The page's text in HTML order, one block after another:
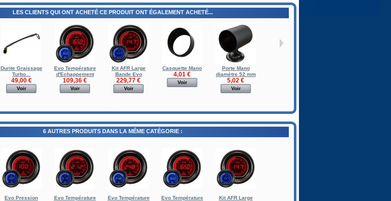
LES CLIENTS QUI ONT ACHETÉ CE PRODUIT ONT ÉGALEMENT ACHETÉ...
Durite Graissage
Turbo...
49,00 €
Voir
Evo Température
d'Echappement
109,36 €
Voir
Kit AFR Large
Bande Evo
229,77 €
Voir
Casquette Mano
4,01 €
Voir
Porte Mano
diamètre 52 mm
5,02 €
Voir
6 AUTRES PRODUITS DANS LA MÊME CATÉGORIE :
Evo Pression
Evo Température
Evo Température
Evo Température
Kit AFR Large